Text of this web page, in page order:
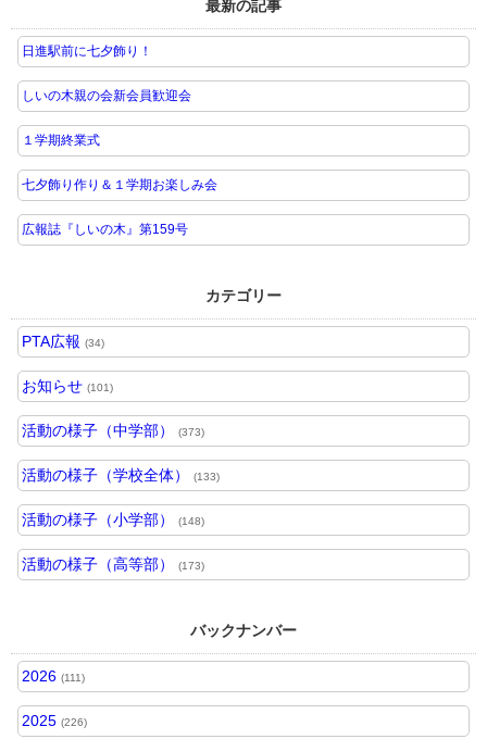
最新の記事
日進駅前に七夕飾り！
しいの木親の会新会員歓迎会
１学期終業式
七夕飾り作り＆１学期お楽しみ会
広報誌『しいの木』第159号
カテゴリー
PTA広報 (34)
お知らせ (101)
活動の様子（中学部） (373)
活動の様子（学校全体） (133)
活動の様子（小学部） (148)
活動の様子（高等部） (173)
バックナンバー
2026 (111)
2025 (226)